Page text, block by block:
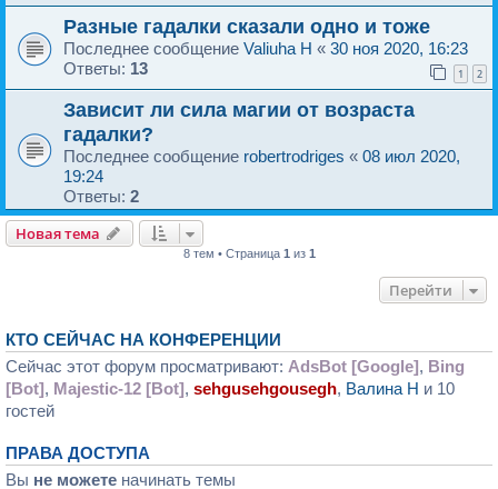
Разные гадалки сказали одно и тоже
Последнее сообщение Valiuha H « 30 ноя 2020, 16:23
Ответы: 13 1 2
Зависит ли сила магии от возраста
гадалки?
Последнее сообщение robertrodriges « 08 июл 2020,
19:24
Ответы: 2
Новая тема
8 тем • Страница 1из 1
Перейти
КТО СЕЙЧАС НА КОНФЕРЕНЦИИ
Сейчас этот форум просматривают: AdsBot [Google], Bing
[Bot], Majestic-12 [Bot], sehgusehgousegh, Валина H и 10
гостей
ПРАВА ДОСТУПА
Вы не можете начинать темы